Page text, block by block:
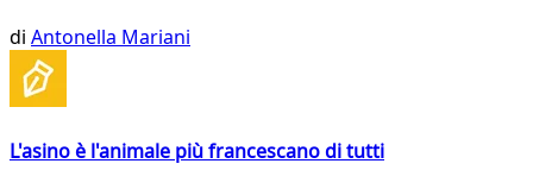
di Antonella Mariani
L'asino è l'animale più francescano di tutti